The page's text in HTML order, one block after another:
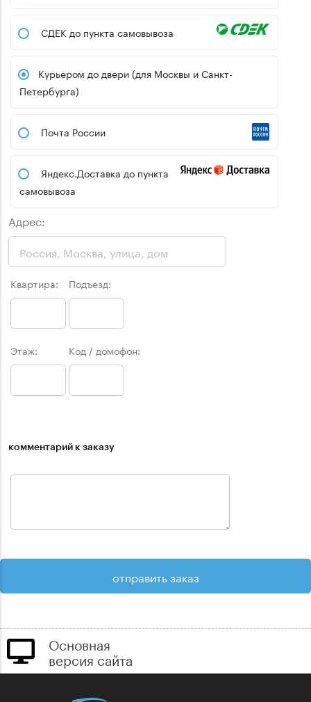
СДЕК до пункта самовывоза
Курьером до двери (для Москвы и Санкт-
Петербурга)
Почта России
Яндекс.Доставка до пункта
самовывоза
Адрес:
Квартира: Подъезд:
Этаж: Код / домофон:
комментарий к заказу
Основная
версия сайта